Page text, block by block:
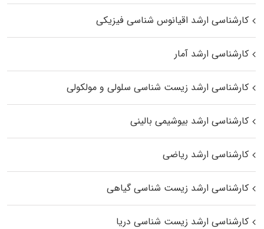
کارشناسی ارشد اقیانوس‌ شناسی فیزیکی
کارشناسی ارشد آمار
کارشناسی ارشد زیست شناسی سلولی و مولکولی
کارشناسی ارشد بیوشیمی بالینی
کارشناسی ارشد ریاضی
کارشناسی ارشد زیست‌ شناسی گیاهی
کارشناسی ارشد زیست‌ شناسی دریا